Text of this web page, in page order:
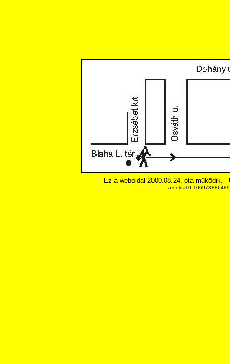
Ez a weboldal 2000.08.24. óta működik.
az oldal